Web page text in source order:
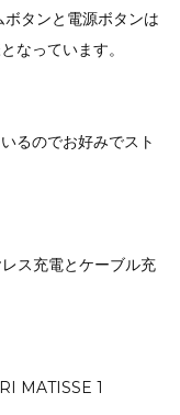
タンと電源ボタンは
なっています。
るのでお好みでスト
ス充電とケーブル充
MATISSE 1